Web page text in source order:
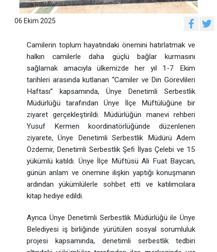
06 Ekim 2025
Camilerin toplum hayatındaki önemini hatırlatmak ve
halkın camilerle daha güçlü bağlar kurmasını
sağlamak amacıyla ülkemizde her yıl 1-7 Ekim
tarihleri arasında kutlanan “Camiler ve Din Görevlileri
Haftası” kapsamında, Ünye Denetimli Serbestlik
Müdürlüğü tarafından Ünye İlçe Müftülüğüne bir
ziyaret gerçekleştirildi. Müdürlüğün manevi rehberi
Yusuf Kermen koordinatörlüğünde düzenlenen
ziyarete, Ünye Denetimli Serbestlik Müdürü Adem
Özdemir, Denetimli Serbestlik Şefi İlyas Çelebi ve 15
yükümlü katıldı. Ünye İlçe Müftüsü Ali Fuat Baycan,
günün anlam ve önemine ilişkin yaptığı konuşmanın
ardından yükümlülerle sohbet etti ve katılımcılara
kitap hediye edildi.
Ayrıca Ünye Denetimli Serbestlik Müdürlüğü ile Ünye
Belediyesi iş birliğinde yürütülen sosyal sorumluluk
projesi kapsamında, denetimli serbestlik tedbiri